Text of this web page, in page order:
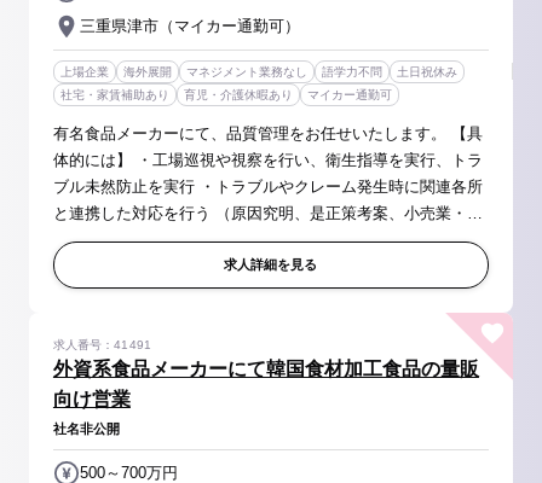
三重県津市（マイカー通勤可）
上場企業 海外展開 マネジメント業務なし 語学力不問
土日祝休み
社宅・家賃補助あり
育児・介護休暇あり マイカー通勤可
有名食品メーカーにて、品質管理をお任せいたします。 【具
体的には】 ・工場巡視や視察を行い、衛生指導を実行、トラ
ブル未然防止を実行 ・トラブルやクレーム発生時に関連各所
と連携した対応を行う （原因究明、是正策考案、小売業・問
屋・お客様等向けの報告書の作成） ・原料メーカーや包材メ
ーカーと商談を...
求人詳細を見る
外資系食品メーカーにて韓国食材加工食品の量販
向け営業
求人番号：41491
社名非公開
500～700万円